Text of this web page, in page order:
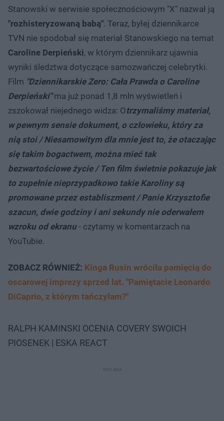
Stanowski w serwisie społecznościowym "X" nazwał ją
"rozhisteryzowaną babą". Teraz, byłej dziennikarce
TVN nie spodobał się materiał Stanowskiego na temat
Caroline Derpieński, w którym dziennikarz ujawnia
wyniki śledztwa dotyczące samozwańczej celebrytki.
Film "Dziennikarskie Zero: Cała Prawda o Caroline
Derpieński"ma już ponad 1,8 mln wyświetleń i
zszokował niejednego widza: Otrzymaliśmy materiał,
w pewnym sensie dokument, o człowieku, który za
nią stoi / Niesamowitym dla mnie jest to, że otaczając
się takim bogactwem, można mieć tak
bezwartościowe życie / Ten film świetnie pokazuje jak
to zupełnie nieprzypadkowo takie Karoliny są
promowane przez establiszment / Panie Krzysztofie
szacun, dwie godziny i ani sekundy nie oderwałem
wzroku od ekranu - czytamy w komentarzach na
YouTubie.
ZOBACZ RÓWNIEŻ: Kinga Rusin wróciła pamięcią do
oscarowej imprezy sprzed lat. "Pamiętacie Leonardo
DiCaprio, z którym tańczyłam?"
RALPH KAMINSKI OCENIA COVERY SWOICH
PIOSENEK | ESKA REACT